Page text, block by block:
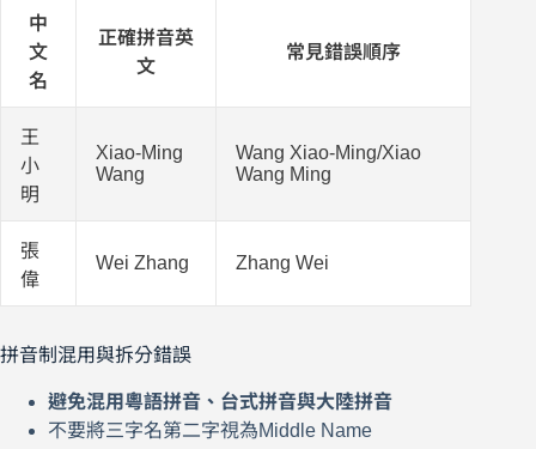
中
文
名
正確拼音英
文
常見錯誤順序
王
小
明
Xiao-Ming
Wang
Wang Xiao-Ming/Xiao
Wang Ming
張
偉
Wei Zhang Zhang Wei
拼音制混用與拆分錯誤
避免混用粵語拼音、台式拼音與大陸拼音
不要將三字名第二字視為Middle Name